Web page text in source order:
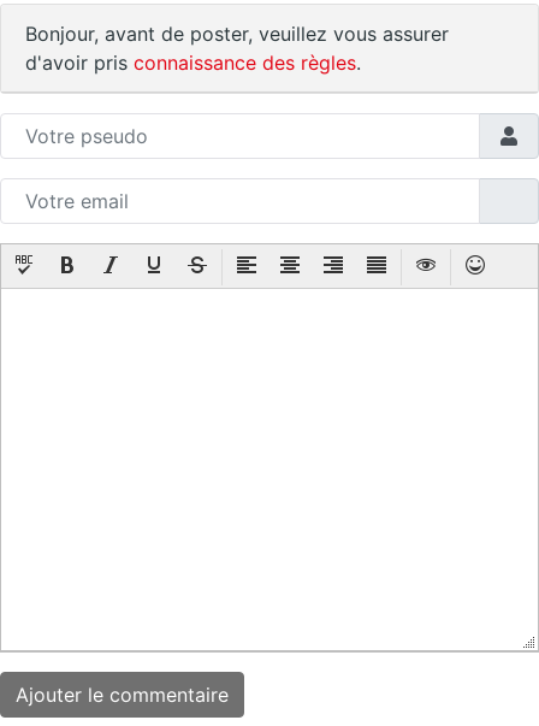
Bonjour, avant de poster, veuillez vous assurer
d'avoir pris connaissance des règles.